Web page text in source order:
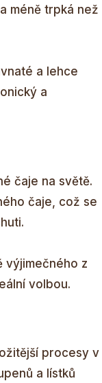
méně trpká než
a lehce
a
čaje na světě.
čaje, což se
výjimečného z
volbou.
procesy v
a lístků